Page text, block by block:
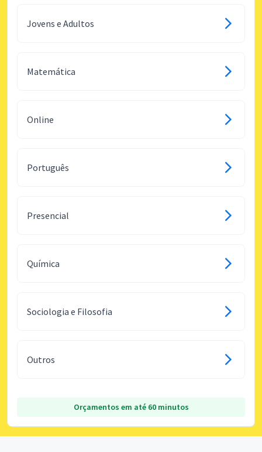
Jovens e Adultos
Matemática
Online
Português
Presencial
Química
Sociologia e Filosofia
Outros
Orçamentos em até 60 minutos